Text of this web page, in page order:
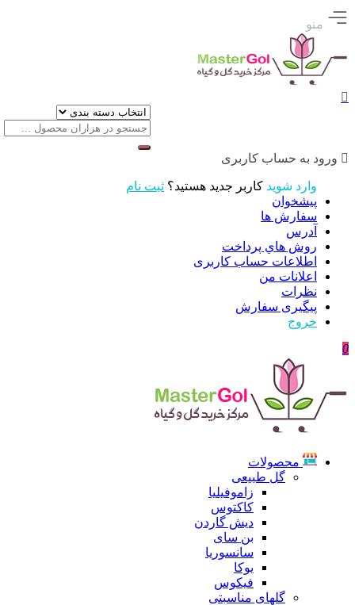
منو
ورود به حساب کاربری
وارد شوید کاربر جدید هستید؟ ثبت نام
پیشخوان
سفارش ها
آدرس
روش هاي پرداخت
اطلاعات حساب كاربری
اعلانات من
نظرات
پیگیری سفارش
خروج
0
محصولات
گل طبیعی
زاموفیلیا
کاکتوس
دیش گاردن
بن سای
سانسوریا
یوکا
فیکوس
گلهای مناسبتی